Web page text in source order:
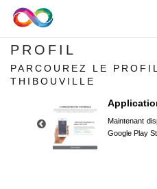
PROFIL
PARCOUREZ LE
THIBOUVILLE
Maintenant
Google Play